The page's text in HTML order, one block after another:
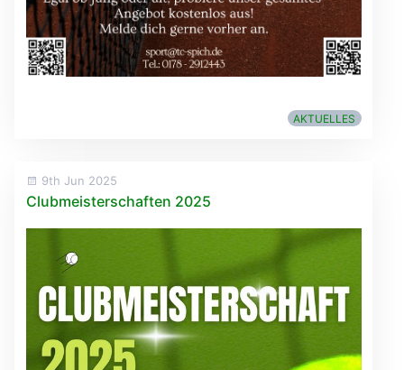
AKTUELLES
9th Jun 2025
Clubmeisterschaften 2025